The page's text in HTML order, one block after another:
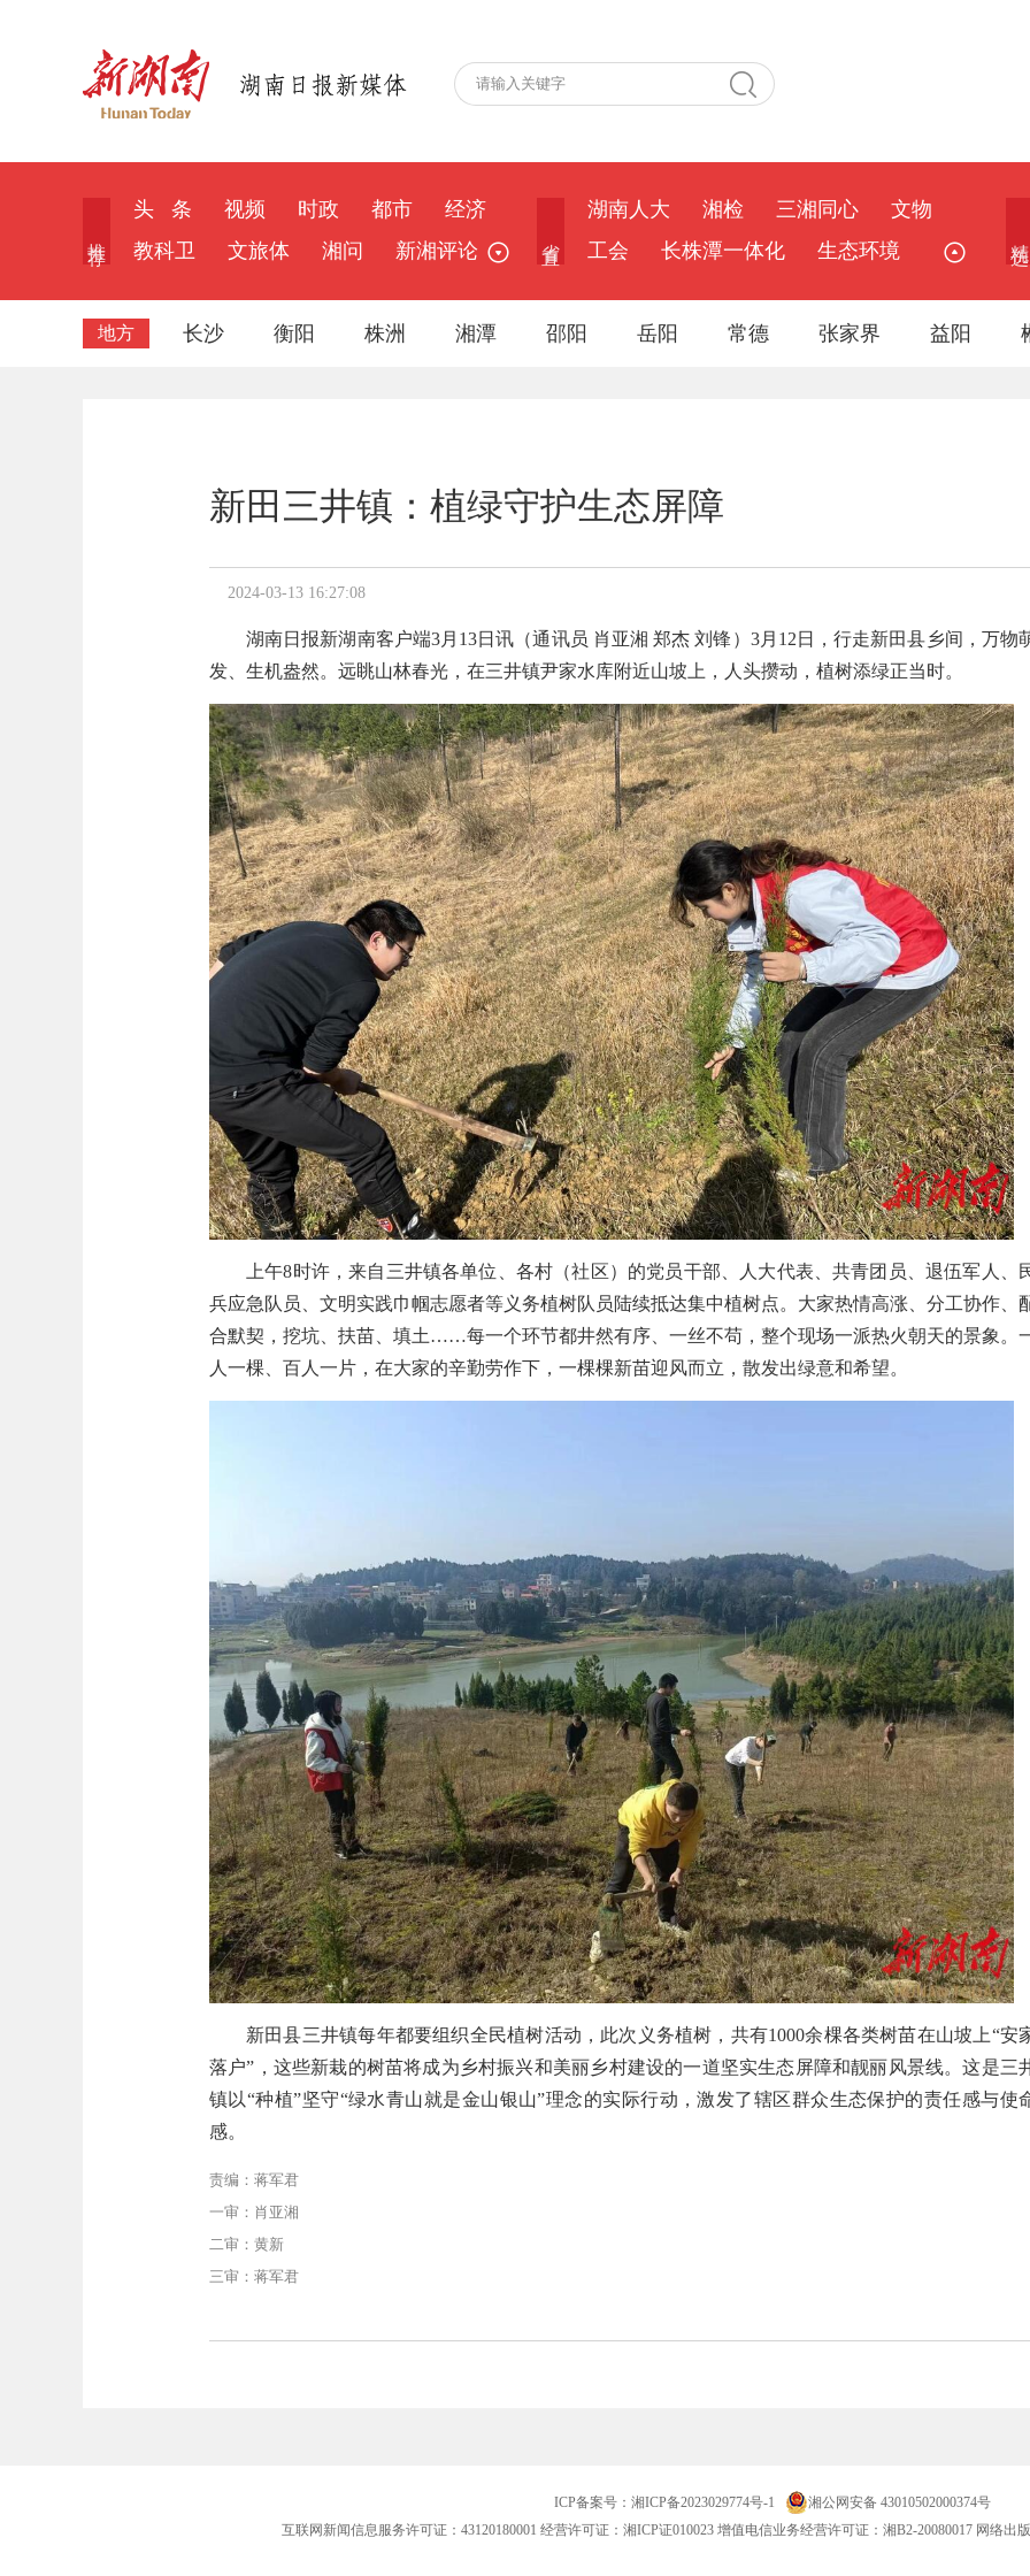
头 条 视频 时政 都市
经济
教科卫
文旅体 湘问 新湘评论
湖南人大 湘检 三湘同心
文物
工会
长株潭一体化 生态环境
地方 长沙 衡阳 株洲 湘潭 邵阳 岳阳 常德 张家界 益阳
新田三井镇：植绿守护生态屏障
2024-03-13 16:27:08
湖南日报新湖南客户端3月13日讯（通讯员 肖亚湘 郑杰 刘锋）3月12日，行走新田县乡间，万物
发、生机盎然。远眺山林春光，在三井镇尹家水库附近山坡上，人头攒动，植树添绿正当时。
上午8时许，来自三井镇各单位、各村（社区）的党员干部、人大代表、共青团员、退伍军人、
兵应急队员、文明实践巾帼志愿者等义务植树队员陆续抵达集中植树点。大家热情高涨、分工协作、
合默契，挖坑、扶苗、填土……每一个环节都井然有序、一丝不苟，整个现场一派热火朝天的景象。
人一棵、百人一片，在大家的辛勤劳作下，一棵棵新苗迎风而立，散发出绿意和希望。
新田县三井镇每年都要组织全民植树活动，此次义务植树，共有1000余棵各类树苗在山坡上“安
落户”，这些新栽的树苗将成为乡村振兴和美丽乡村建设的一道坚实生态屏障和靓丽风景线。这是三
镇以“种植”坚守“绿水青山就是金山银山”理念的实际行动，激发了辖区群众生态保护的责任感与使
感。
责编：蒋军君
一审：肖亚湘
二审：黄新
三审：蒋军君
ICP备案号： 湘ICP备2023029774号-1
湘公网安备 43010502000374号
互联网新闻信息服务许可证：43120180001 经营许可证：湘ICP证010023 增值电信业务经营许可证：湘B2-20080017 网络出